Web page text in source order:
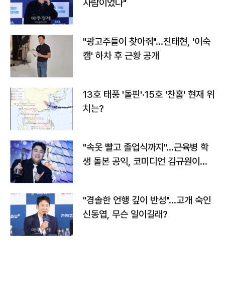
사람이었다"
"광고주들이 찾아줘"…진태현, '이숙
캠' 하차 후 근황 공개
13호 태풍 '돌핀'·15호 '찬홈' 현재 위
치는?
"속옷 빨고 졸업식까지"…근육병 학
생 돌본 공익, 코미디언 김규원이었
"경솔한 언행 깊이 반성"…고개 숙인
신동엽, 무슨 일이길래?